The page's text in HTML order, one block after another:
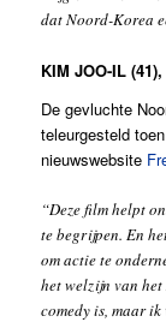
dat Noord-Korea
KIM JOO-IL
De gevluchte
teleurgesteld
nieuwswebsite
“Deze film helpt
te begrijpen. En
om actie te
het welzijn van
comedy is, maar